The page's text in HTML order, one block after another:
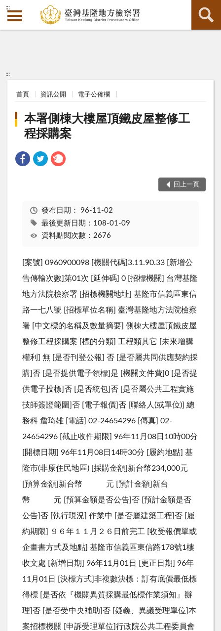
:::
:::
首頁 資訊公開 電子公佈欄
本署側棟大樓屋頂鐵皮屋整修工
程採購案
回上一頁
發布日期： 96-11-02
最後更新日期：108-01-09
資料點閱次數：2676
[案號] 0960900098 [機關代碼]3.11.90.33 [新增公
告傳輸次數]第01次 [延伸碼] 0 [招標機關] 台灣基隆
地方法院檢察署 [招標機關地址] 基隆市信義區東信
路一七八號 [招標單位名稱] 臺灣基隆地方法院檢察
署 [中文標的名稱及數量摘要] 側棟大樓屋頂鐵皮屋
整修工程採購案 [標的分類] 工程類其它 [未來增購
權利] 無 [是否刊登公報] 否 [是否屬共同供應契約採
購]否 [是否提供電子領標]是 [機關文件費]0 [是否提
供電子投標]否 [是否統包]否 [是否屬公共工程實施
技師簽證範圍]否 [電子報價]否 [聯絡人(或單位)] 總
務科 詹琦雄 [電話] 02-24654296 [傳真] 02-
24654296 [截止收件期限] 96年11月08日10時00分
[開標日期] 96年11月08日14時30分 [履約地點] 基
隆市(非原住民地區) [採購金額]新台幣234,000元
[預算金額]新台幣 元 [預計金額]新台
幣 元 [預算金額是否公告]否 [預計金額是否
公告]否 [執行現況] 作業中 [是否屬建築工程]否 [履
約期限] ９６年１１月２６日前完工 [收受報價單或
企畫書方式及地點] 基隆市信義區東信路178號1樓
收文處 [新增日期] 96年11月01日 [更正日期] 96年
11月01日 [決標方式]非複數決標：訂有底價最低標
得標 [是否依『機關異質採購最低標作業須知』辦
理]否 [是否受中央補助]否 [疑義、異議受理單位]本
案招標機關 [申訴受理單位]行政院公共工程委員會